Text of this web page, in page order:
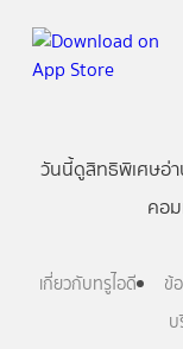
วันนี้ดูสิทธิพิเศษอ่
คอ
เกี่ยวกับทรูไอดี ข้
บ